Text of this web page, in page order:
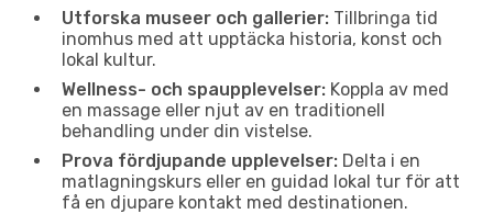
Utforska museer och gallerier: Tillbringa tid
inomhus med att upptäcka historia, konst och
lokal kultur.
Wellness- och spaupplevelser: Koppla av med
en massage eller njut av en traditionell
behandling under din vistelse.
Prova fördjupande upplevelser: Delta i en
matlagningskurs eller en guidad lokal tur för att
få en djupare kontakt med destinationen.